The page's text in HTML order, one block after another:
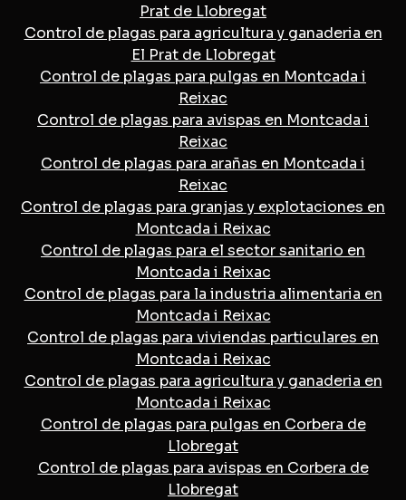
Prat de Llobregat
Control de plagas para agricultura y ganaderia en
El Prat de Llobregat
Control de plagas para pulgas en Montcada i
Reixac
Control de plagas para avispas en Montcada i
Reixac
Control de plagas para arañas en Montcada i
Reixac
Control de plagas para granjas y explotaciones en
Montcada i Reixac
Control de plagas para el sector sanitario en
Montcada i Reixac
Control de plagas para la industria alimentaria en
Montcada i Reixac
Control de plagas para viviendas particulares en
Montcada i Reixac
Control de plagas para agricultura y ganaderia en
Montcada i Reixac
Control de plagas para pulgas en Corbera de
Llobregat
Control de plagas para avispas en Corbera de
Llobregat